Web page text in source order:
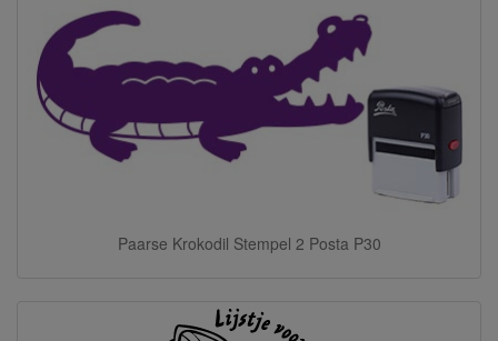
Paarse Krokodil Stempel 2 Posta P30